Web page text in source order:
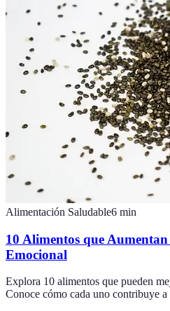
Alimentación Saludable6 min
10 Alimentos que
Emocional
Explora 10 alimentos que pueden
Conoce cómo cada uno contribuye